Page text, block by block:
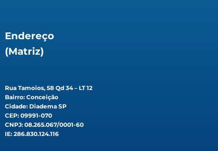
Endereço
(Matriz)
Rua Tamoios, 58 Qd 34 – LT 12
Bairro: Conceição
Cidade: Diadema SP
CEP: 09991-070
CNPJ: 08.265.067/0001-60
IE: 286.830.124.116